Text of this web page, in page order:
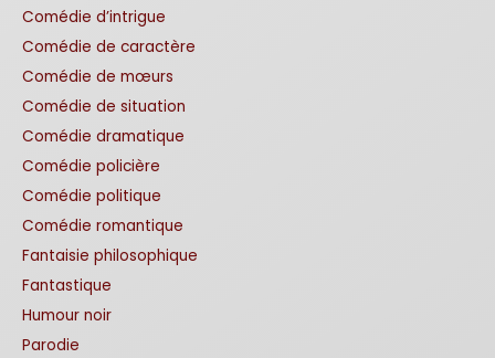
Comédie d’intrigue
Comédie de caractère
Comédie de mœurs
Comédie de situation
Comédie dramatique
Comédie policière
Comédie politique
Comédie romantique
Fantaisie philosophique
Fantastique
Humour noir
Parodie